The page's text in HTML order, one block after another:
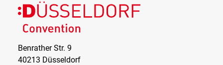
Düsseldorf
Convention
Benrather Str. 9
40213 Düsseldorf